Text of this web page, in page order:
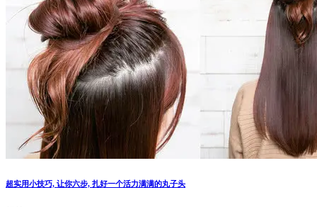
超实用小技巧, 让你六步, 扎好一个活力满满的丸子头